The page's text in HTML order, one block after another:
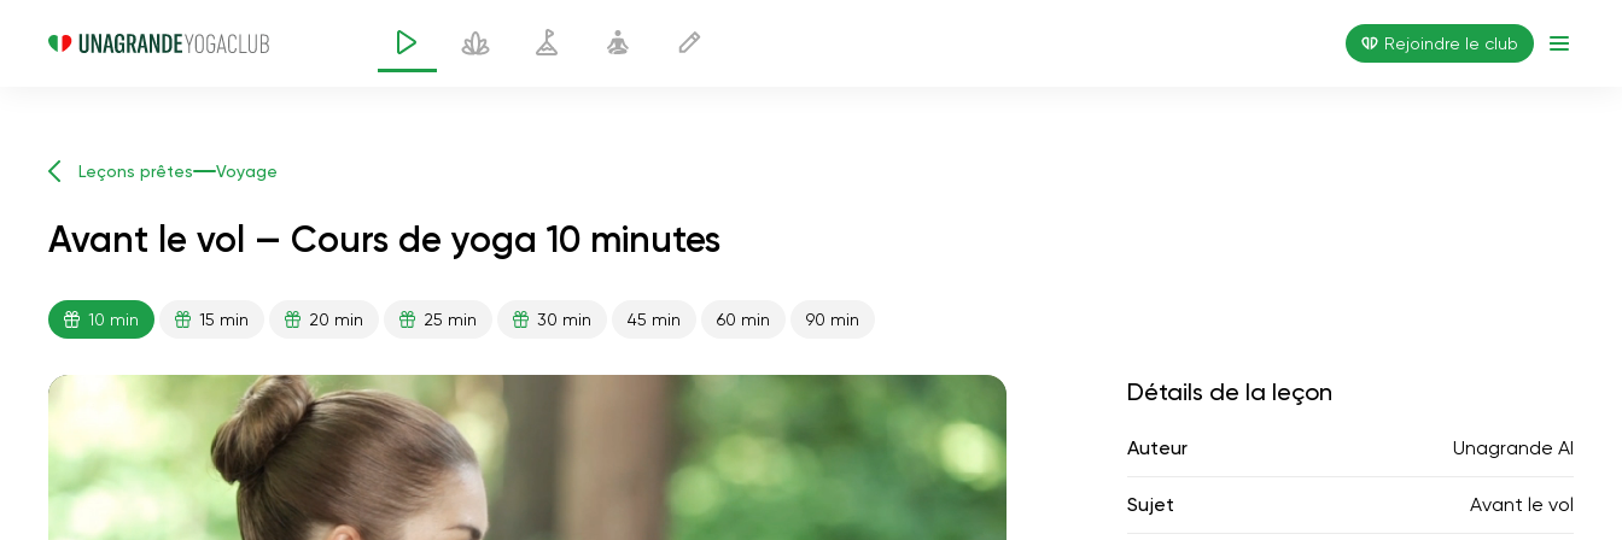
Rejoindre le club
Leçons prêtes Voyage
Avant le vol — Cours de yoga 10 minutes
10 min 15 min 20 min 25 min 30 min 45 min 60 min 90 min
Détails de la leçon
Auteur Unagrande AI
Sujet Avant le vol